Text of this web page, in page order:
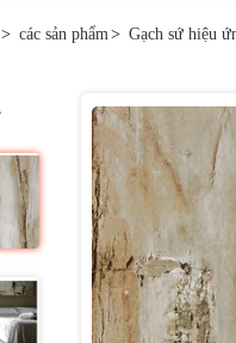
> các sản phẩm> Gạch sứ hiệu